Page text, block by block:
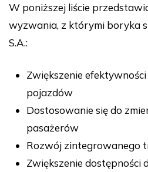
W poniższej liście
wyzwania, z którymi boryka
S.A.:
Zwiększenie
pojazdów
Dostosowanie się do
pasażerów
Rozwój zintegrowanego
Zwiększenie dostępności